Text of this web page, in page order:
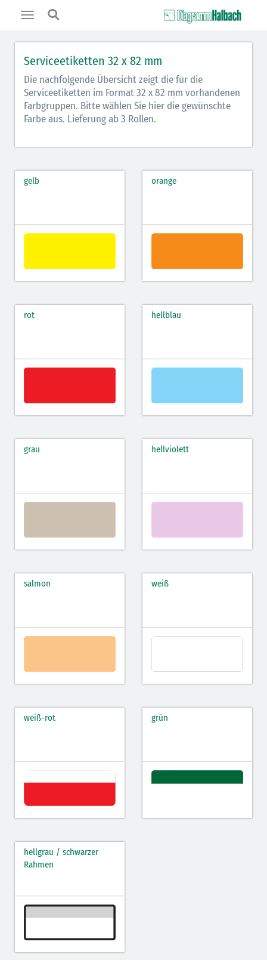
Toggle
Serviceetiketten 32 x 82 mm
Die nachfolgende Übersicht zeigt die für die
Serviceetiketten im Format 32 x 82 mm vorhandenen
Farbgruppen. Bitte wählen Sie hier die gewünschte
Farbe aus. Lieferung ab 3 Rollen.
gelb orange
rot hellblau
grau hellviolett
salmon weiß
weiß-rot grün
hellgrau / schwarzer
Rahmen